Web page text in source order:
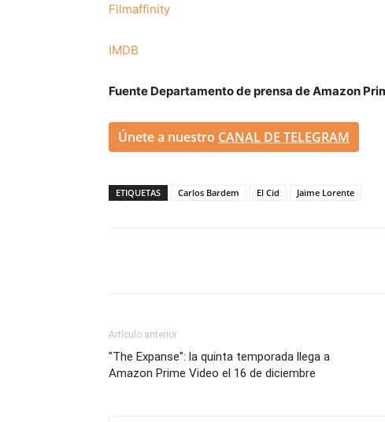
Filmaffinity
IMDB
Fuente Departamento de prensa de Amazon
Únete a nuestro CANAL DE TELEGRAM
ETIQUETAS Carlos Bardem El Cid Jaime Lorente
Artículo anterior
"The Expanse": la quinta temporada llega a
Amazon Prime Video el 16 de diciembre